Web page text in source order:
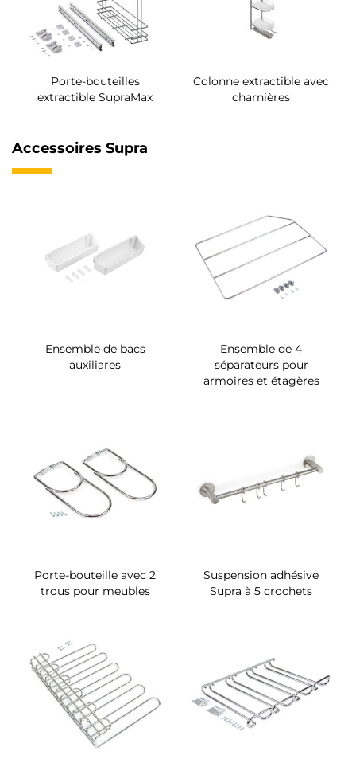
Porte-bouteilles
extractible SupraMax
Colonne extractible avec
charnières
Accessoires Supra
Ensemble de bacs
auxiliares
Ensemble de 4
séparateurs pour
armoires et étagères
Porte-bouteille avec 2
trous pour meubles
Suspension adhésive
Supra à 5 crochets